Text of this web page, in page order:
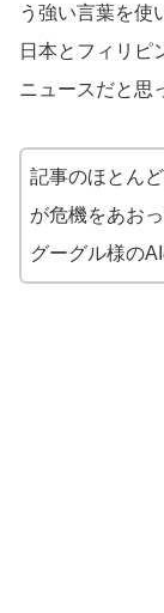
う強い言葉を使
日本とフィリピ
ニュースだと思
記事のほとん
が危機をあお
グーグル様の